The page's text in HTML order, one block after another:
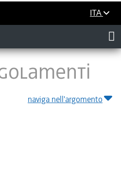
ITA
naviga nell'argomento